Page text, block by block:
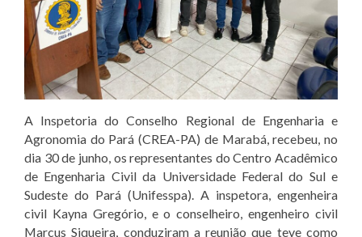
A Inspetoria do Conselho Regional de Engenharia e
Agronomia do Pará (CREA-PA) de Marabá, recebeu, no
dia 30 de junho, os representantes do Centro Acadêmico
de Engenharia Civil da Universidade Federal do Sul e
Sudeste do Pará (Unifesspa). A inspetora, engenheira
civil Kayna Gregório, e o conselheiro, engenheiro civil
Marcus Siqueira, conduziram a reunião que teve como